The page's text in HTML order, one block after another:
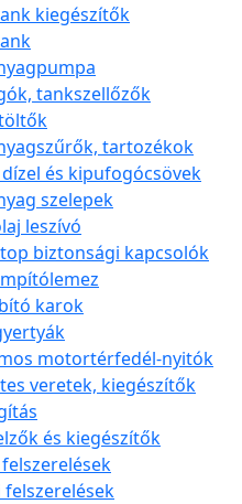
kiegészítők
tankszellőzők
tartozékok
dízel és kipufogócsövek
szelepek
leszívó
biztonsági kapcsolók
karok
motortérfedél-nyitók
veretek, kiegészítők
és kiegészítők